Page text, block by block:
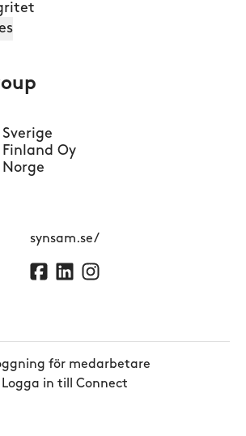
Oy
synsam.se/
för medarbetare
Logga in till Connect